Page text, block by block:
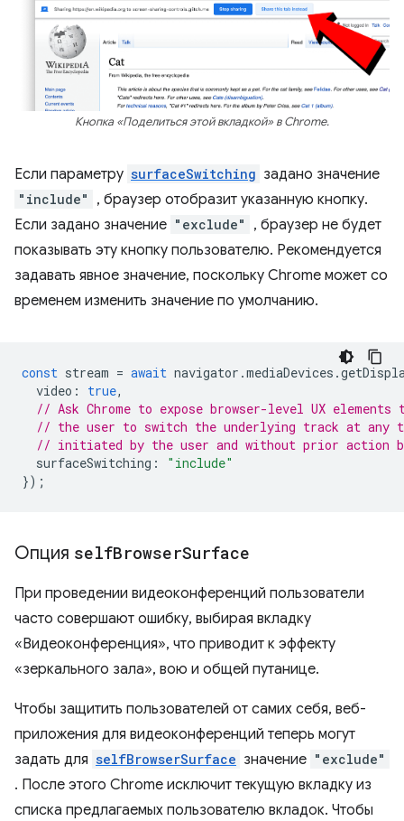
Кнопка «Поделиться этой вкладкой» в Chrome.
Если параметру surfaceSwitching задано значение
"include"
, браузер отобразит указанную кнопку.
Если задано значение "exclude"
, браузер не будет
показывать эту кнопку пользователю. Рекомендуется
задавать явное значение, поскольку Chrome может со
временем изменить значение по умолчанию.
const stream = await navigator .mediaDevices .
video : true,
// Ask Chrome to expose browser-level UX
// the user to switch the underlying track at any
// initiated by the user and without prior action
surfaceSwitching :
"include"
});
Опция selfBrowserSurface
При проведении видеоконференций пользователи
часто совершают ошибку, выбирая вкладку
«Видеоконференция», что приводит к эффекту
«зеркального зала», вою и общей путанице.
Чтобы защитить пользователей от самих себя, веб-
приложения для видеоконференций теперь могут
задать для selfBrowserSurface значение "exclude"
. После этого Chrome исключит текущую вкладку из
списка предлагаемых пользователю вкладок. Чтобы